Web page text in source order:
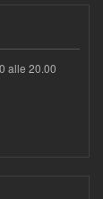
alle 20.00